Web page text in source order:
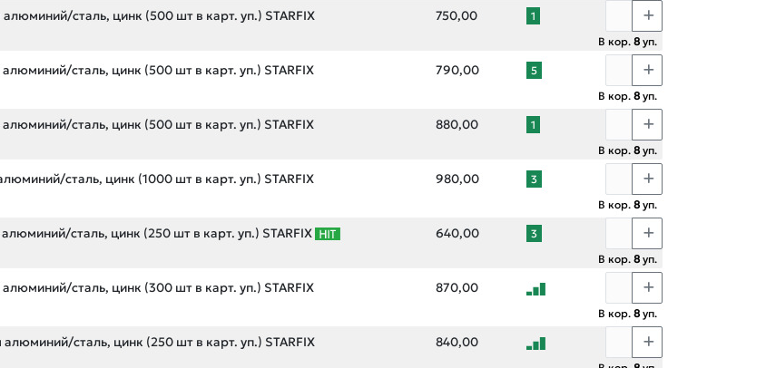
сталь, цинк (500 шт в карт. уп.) STARFIX 750,00
1
В кор. 8 уп.
сталь, цинк (500 шт в карт. уп.) STARFIX 790,00
5
В кор. 8 уп.
сталь, цинк (500 шт в карт. уп.) STARFIX 880,00
1
В кор. 8 уп.
сталь, цинк (1000 шт в карт. уп.) STARFIX 980,00
3
В кор. 8 уп.
сталь, цинк (250 шт в карт. уп.) STARFIX 640,00
3
В кор. 8 уп.
сталь, цинк (300 шт в карт. уп.) STARFIX 870,00
В кор. 8 уп.
сталь, цинк (250 шт в карт. уп.) STARFIX 840,00